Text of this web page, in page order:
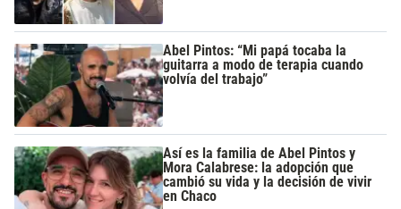
Abel Pintos: “Mi papá tocaba la
guitarra a modo de terapia cuando
volvía del trabajo”
Así es la familia de Abel Pintos y
Mora Calabrese: la adopción que
cambió su vida y la decisión de vivir
en Chaco